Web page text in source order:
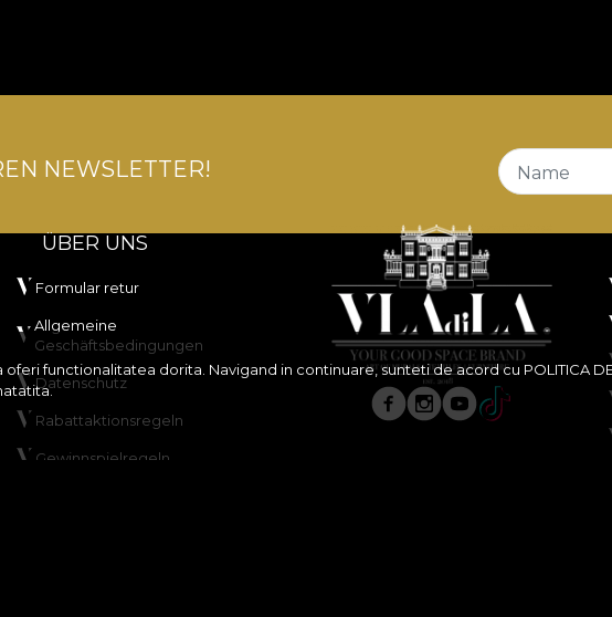
functionalitatea dorita. Navigand in continuare, sunteti de acord cu POLITICA
NEWSLETTER! Name
ÜBER UNS
Formular retur
Allgemeine
Geschäftsbedingungen
Datenschutz
Rabattaktionsregeln
Gewinnspielregeln